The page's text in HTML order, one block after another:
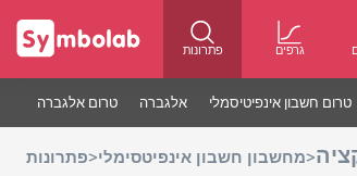
פתרונות גרפים
טרום אלגברה אלגברה טרום חשבון אינפיטיסמלי
פתרונות>מחשבון חשבון אינפיטסימלי>